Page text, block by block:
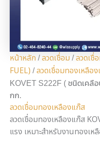
หน้าหลัก /ลวดเชื่อม /ลวดเชื่
FUEL) /ลวดเชื่อมทองเหลือ
KOVET S222F ( ชนิดเคลื
กก.
ลวดเชื่อมทองเหลืองแก๊ส
ลวดเชื่อมทองเหลืองแก๊ส
แรง เหมาะสำหรับงานทองเห